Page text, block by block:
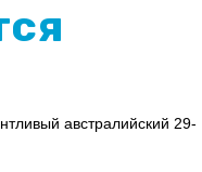
австралийский 29-